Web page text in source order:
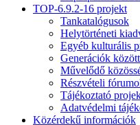
TOP-6.9.2-16 projekt
Tankatalógusok
Helytörténeti
Egyéb kulturális
Generációk
Művelődő
Részvételi
Tájékoztató
Adatvédelmi
Közérdekű információk